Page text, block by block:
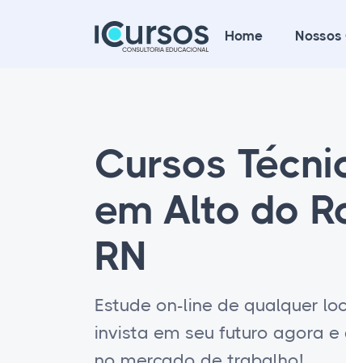
Home Nossos
Cursos
em Alto do
RN
Estude on-line de qualquer
invista em seu futuro agora e